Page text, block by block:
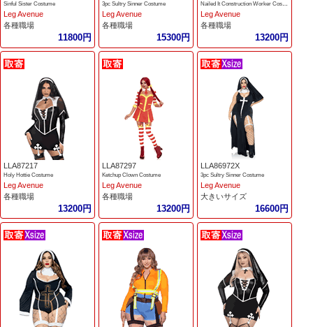
Sinful Sister Costume
Leg Avenue
各種職場
11800円
3pc Sultry Sinner Costume
Leg Avenue
各種職場
15300円
Nailed It Construction Worker Costume
Leg Avenue
各種職場
13200円
LLA87217
Holy Hottie Costume
Leg Avenue
各種職場
13200円
LLA87297
Ketchup Clown Costume
Leg Avenue
各種職場
13200円
LLA86972X
3pc Sultry Sinner Costume
Leg Avenue
大きいサイズ
16600円